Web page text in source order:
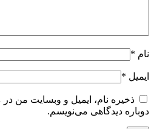
نام *
ایمیل *
ذخیره نام، ایمیل و وبسایت من
دوباره دیدگاهی می‌نویسم.